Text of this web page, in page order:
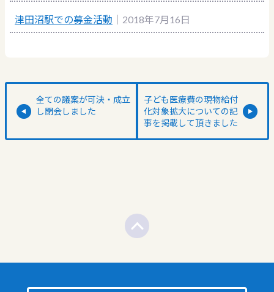
津田沼駅での募金活動 ｜2018年7月16日
全ての議案が可決・成立
し閉会しました
子ども医療費の現物給付
化対象拡大についての記
事を掲載して頂きました